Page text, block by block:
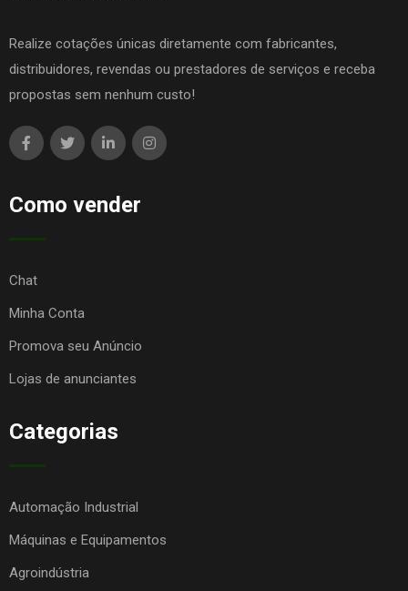
Realize cotações únicas diretamente com fabricantes,
distribuidores, revendas ou prestadores de serviços e receba
propostas sem nenhum custo!
Como vender
Chat
Minha Conta
Promova seu Anúncio
Lojas de anunciantes
Categorias
Automação Industrial
Máquinas e Equipamentos
Agroindústria